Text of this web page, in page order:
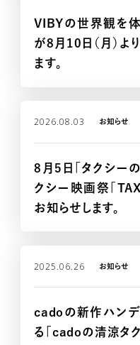
VIBYの世界観を体
が8月10日（月）よ
ます。
2026.08.03 お知らせ
8月5日「タクシー
クシー映画祭「
お知らせします。
2025.06.26 お知らせ
cadoの新作ハンデ
る「cadoの清涼タ